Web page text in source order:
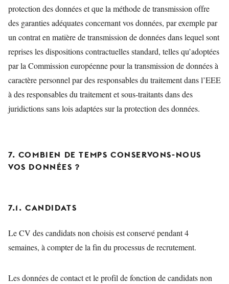
protection des données et que la méthode de transmission offre
des garanties adéquates concernant vos données, par exemple par
un contrat en matière de transmission de données dans lequel sont
reprises les dispositions contractuelles standard, telles qu’adoptées
par la Commission européenne pour la transmission de données à
caractère personnel par des responsables du traitement dans l’EEE
à des responsables du traitement et sous-traitants dans des
juridictions sans lois adaptées sur la protection des données.
7. COMBIEN DE TEMPS CONSERVONS-NOUS
VOS DONNÉES ?
7.1. CANDIDATS
Le CV des candidats non choisis est conservé pendant 4
semaines, à compter de la fin du processus de recrutement.
Les données de contact et le profil de fonction de candidats non